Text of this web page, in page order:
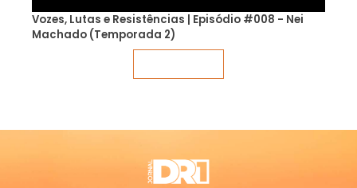
Vozes, Lutas e Resistências | Episódio #008 - Nei
Machado (Temporada 2)